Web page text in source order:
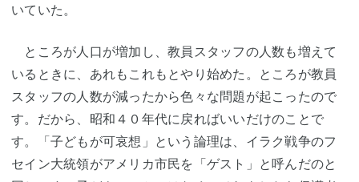
いていた。
ところが人口が増加し、教員スタッフの人数も増えて
いるときに、あれもこれもとやり始めた。ところが教員
スタッフの人数が減ったから色々な問題が起こったので
す。だから、昭和４０年代に戻ればいいだけのことで
す。「子どもが可哀想」という論理は、イラク戦争のフ
セイン大統領がアメリカ市民を「ゲスト」と呼んだのと